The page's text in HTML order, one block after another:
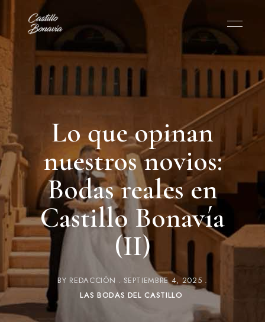
Lo que opinan
nuestros novios:
Bodas reales en
Castillo Bonavía
(II)
BY REDACCIÓN
SEPTIEMBRE 4, 2025
LAS BODAS DEL CASTILLO